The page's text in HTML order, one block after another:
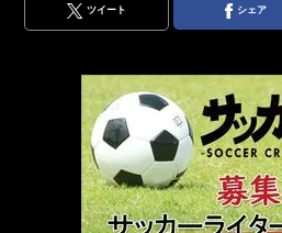
ツイート シェア